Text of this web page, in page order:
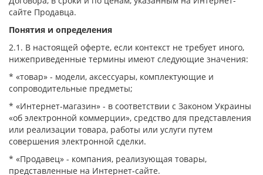
сайте Продавца.
Понятия и определения
2.1. В настоящей оферте, если контекст не требует иного,
нижеприведенные термины имеют следующие значения:
* «товар» - модели, аксессуары, комплектующие и
сопроводительные предметы;
* «Интернет-магазин» - в соответствии с Законом Украины
«об электронной коммерции», средство для представления
или реализации товара, работы или услуги путем
совершения электронной сделки.
* «Продавец» - компания, реализующая товары,
представленные на Интернет-сайте.